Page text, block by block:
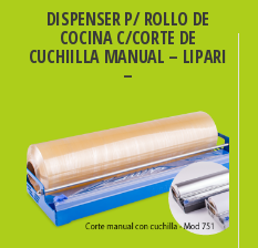
Combinación
Mecánica
Llaves
24X15X55Cm
-
Global
DISPENSER P/ ROLLO DE
COCINA C/CORTE DE
CUCHIILLA MANUAL – LIPARI
–